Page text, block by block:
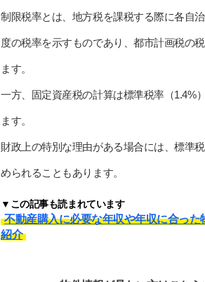
制限税率とは、地方税を課税する際に各自
度の税率を示すものであり、都市計画税の
ます。
一方、固定資産税の計算は標準税率（1.4%
ます。
財政上の特別な理由がある場合には、標準
められることもあります。
▼この記事も読まれています
不動産購入に必要な年収や年収に合った
紹介